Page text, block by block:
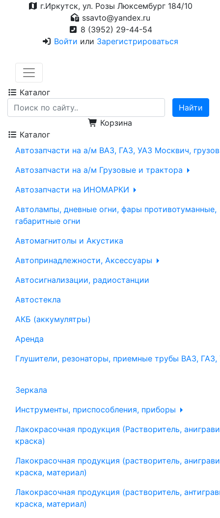
г.Иркутск, ул. Розы Люксембург 184/10
ssavto@yandex.ru
8 (3952) 29-44-54
Войти или Зарегистрироваться
Каталог
Корзина
Каталог
Автозапчасти на а/м ВАЗ, ГАЗ, УАЗ Москвич,
Автозапчасти на а/м Грузовые и трактора
Автозапчасти на ИНОМАРКИ
Автолампы, дневные огни, фары противотуманные,
габаритные огни
Автомагнитолы и Акустика
Автопринадлежности, Аксессуары
Автосигнализации, радиостанции
Автостекла
АКБ (аккумулятры)
Аренда
Глушители, резонаторы, приемные трубы ВАЗ, ГАЗ,
Зеркала
Инструменты, приспособления, приборы
Лакокрасочная продукция (Растворитель,
краска)
Лакокрасочная продукция (растворитель,
краска, материал)
Лакокрасочная продукция (растворитель,
краска, материал)